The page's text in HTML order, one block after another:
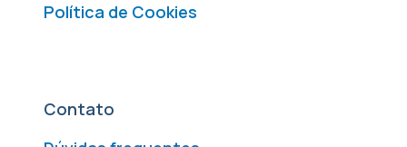
Política de Cookies
Contato